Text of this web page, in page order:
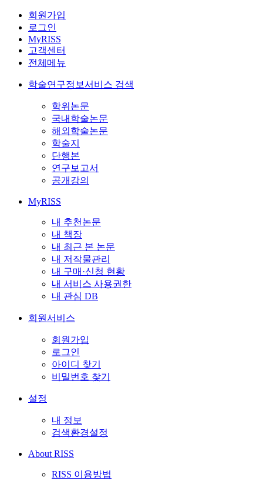
회원가입
로그인
MyRISS
고객센터
전체메뉴
학술연구정보서비스 검색
학위논문
국내학술논문
해외학술논문
학술지
단행본
연구보고서
공개강의
MyRISS
내 추천논문
내 책장
내 최근 본 논문
내 저작물관리
내 구매·신청 현황
내 서비스 사용권한
내 관심 DB
회원서비스
회원가입
로그인
아이디 찾기
비밀번호 찾기
설정
내 정보
검색환경설정
About RISS
RISS 이용방법